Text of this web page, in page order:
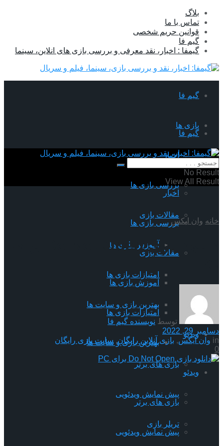
بلاگ
تماس با ما
قوانین حریم شخصی
گیم فا
گیمفا : اخبار، نقد معرفی و بررسی بازی های انلاین، سینما
گیم فا
بازی ها
اخبار
بررسی بازی ها
مقالات بازی
آموزش بازی ها
امتیازات بازی ها
بهترین بازی و سایت ها
ویدئو
بازی های برتر
پیش نمایش ویدئویی
تریلر بازی
گیم فا
بازی ها
اخبار
بررسی بازی ها
مقالات بازی
آموزش بازی ها
امتیازات بازی ها
بهترین بازی و سایت ها
ویدئو
بازی های برتر
پیش نمایش ویدئویی
No Result
View All Result
خانه وان ایکس
توسط نویسنده گیم فا
دسامبر 29, 2022
in وان ایکس, بازی آنلاین رایگان, سایت بازی رایگان
0